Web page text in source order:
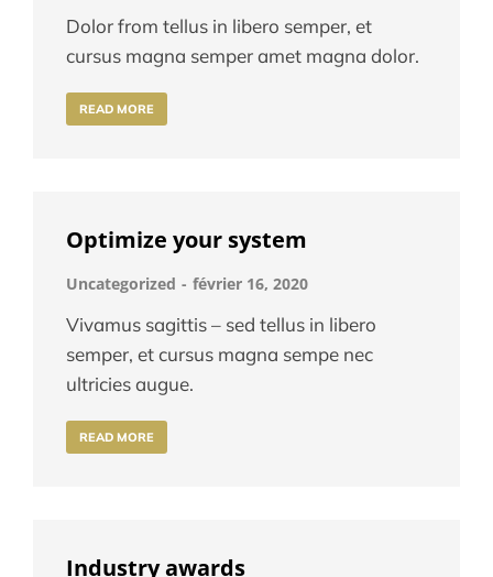
Dolor from tellus in libero semper, et
cursus magna semper amet magna dolor.
READ MORE
Optimize your system
Uncategorized février 16, 2020
Vivamus sagittis – sed tellus in libero
semper, et cursus magna sempe nec
ultricies augue.
READ MORE
Industry awards